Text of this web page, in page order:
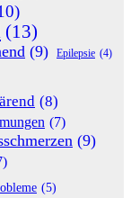
(13)
(9) Epilepsie (4)
(8)
(7)
(9)
(5)